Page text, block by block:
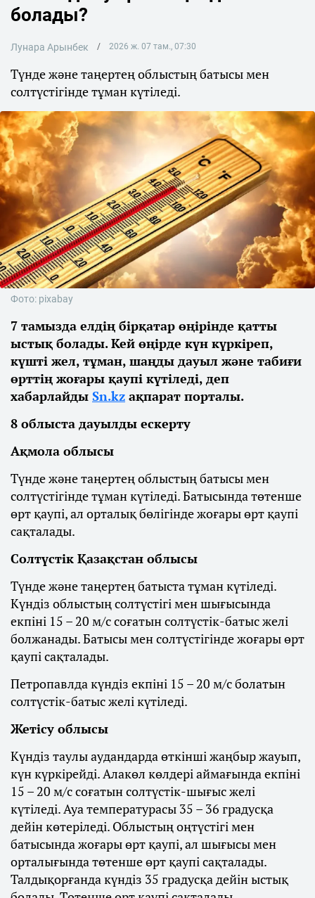
болады?
Лунара Арынбек 2026 ж. 07 там., 07:30
Түнде және таңертең облыстың батысы мен
солтүстігінде тұман күтіледі.
Фото: pixabay
7 тамызда елдің бірқатар өңірінде қатты
ыстық болады. Кей өңірде күн күркіреп,
күшті жел, тұман, шаңды дауыл және табиғи
өрттің жоғары қаупі күтіледі, деп
хабарлайды Sn.kz ақпарат порталы.
8 облыста дауылды ескерту
Ақмола облысы
Түнде және таңертең облыстың батысы мен
солтүстігінде тұман күтіледі. Батысында төтенше
өрт қаупі, ал орталық бөлігінде жоғары өрт қаупі
сақталады.
Солтүстік Қазақстан облысы
Түнде және таңертең батыста тұман күтіледі.
Күндіз облыстың солтүстігі мен шығысында
екпіні 15 – 20 м/с соғатын солтүстік-батыс желі
болжанады. Батысы мен солтүстігінде жоғары өрт
қаупі сақталады.
Петропавлда күндіз екпіні 15 – 20 м/с болатын
солтүстік-батыс желі күтіледі.
Жетісу облысы
Күндіз таулы аудандарда өткінші жаңбыр жауып,
күн күркірейді. Алакөл көлдері аймағында екпіні
15 – 20 м/с соғатын солтүстік-шығыс желі
күтіледі. Ауа температурасы 35 – 36 градусқа
дейін көтеріледі. Облыстың оңтүстігі мен
батысында жоғары өрт қаупі, ал шығысы мен
орталығында төтенше өрт қаупі сақталады.
Талдықорғанда күндіз 35 градусқа дейін ыстық